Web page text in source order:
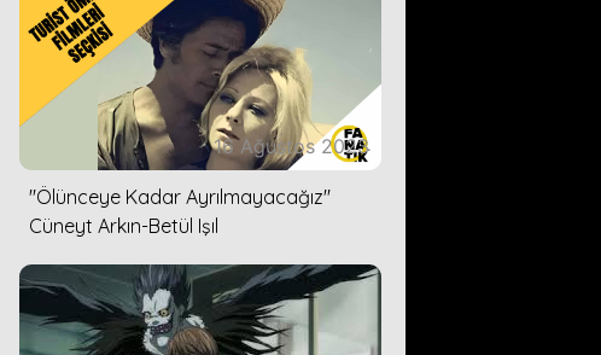
16 Ağustos 2023
''Ölünceye Kadar Ayrılmayacağız''
Cüneyt Arkın-Betül Işıl